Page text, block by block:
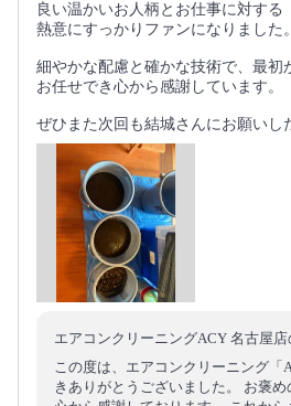
良い温かいお人柄とお仕事に対する
熱意にすっかりファンになりました。
細やかな配慮と確かな技術で、最初
お任せでき心から感謝しています。
ぜひまた次回も結城さんにお願いし
エアコンクリーニングACY 名古屋
この度は、エアコンクリーニング「
きありがとうございました。 お褒め